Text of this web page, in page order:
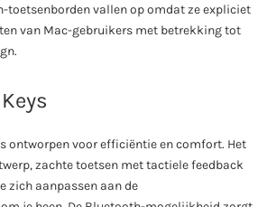
toetsenborden vallen op omdat ze expliciet
van Mac-gebruikers met betrekking tot
ontworpen voor efficiëntie en comfort. Het
zachte toetsen met tactiele feedback
zich aanpassen aan de